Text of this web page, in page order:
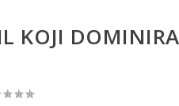
KOJI DOMINIRA